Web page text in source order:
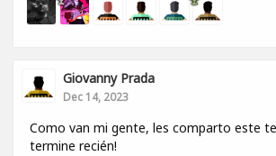
Giovanny Prada
Dec 14, 2023
Como van mi gente, les comparto este
termine recién!